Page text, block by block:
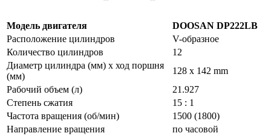
Модель двигателя
DOOSAN DP222LB
Расположение цилиндров
V-образное
Количество цилиндров
12
Диаметр цилиндра (мм) x ход поршня
(мм)
128 x 142 mm
Рабочий объем (л)
21.927
Степень сжатия
15 : 1
Частота вращения (об/мин)
1500 (1800)
Направление вращения
по часовой